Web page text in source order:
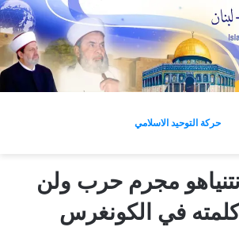
حركة التوحيد الاسلامي
مجرم حرب ولن
في الكونغرس